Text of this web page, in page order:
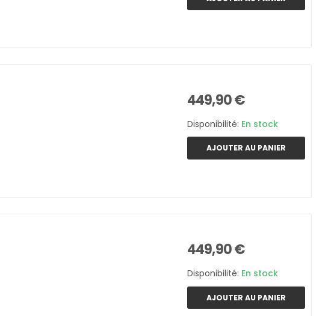
449,90 €
Disponibilité: En stock
AJOUTER AU PANIER
449,90 €
Disponibilité: En stock
AJOUTER AU PANIER